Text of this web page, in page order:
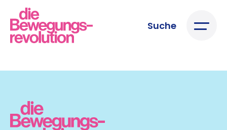
Suche